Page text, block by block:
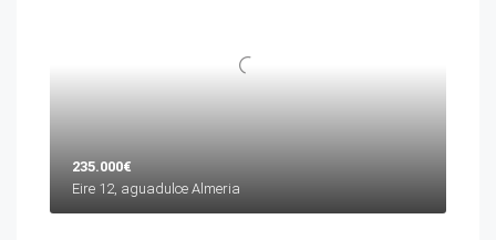
235.000€
Eire 12, aguadulce Almeria